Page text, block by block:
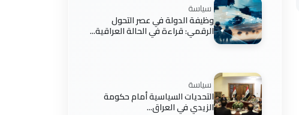
سياسة
وظيفة الدولة في عصر التحول
الرقمي: قراءة في الحالة العراقية...
سياسة
التحديات السياسية أمام حكومة
الزيدي في العراق...